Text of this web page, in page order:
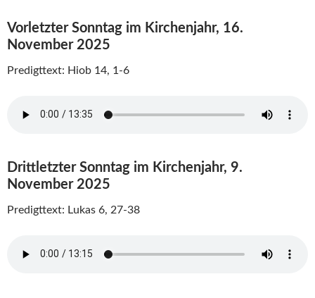
Vorletzter Sonntag im Kirchenjahr, 16.
November 2025
Predigttext: Hiob 14, 1-6
Drittletzter Sonntag im Kirchenjahr, 9.
November 2025
Predigttext: Lukas 6, 27-38